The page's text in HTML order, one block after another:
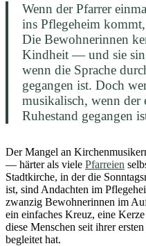
Wenn der Pfarrer
ins Pflegeheim
Die Bewohnerinnen
Kindheit — und sie
wenn die Sprache
gegangen ist. Doch
musikalisch, wenn der
Ruhestand gegangen
Der Mangel an
— härter als viele Pfarreien
Stadtkirche, in der die
ist, sind Andachten im
zwanzig Bewohnerinnen im
ein einfaches Kreuz, eine
diese Menschen seit ihrer
begleitet hat.